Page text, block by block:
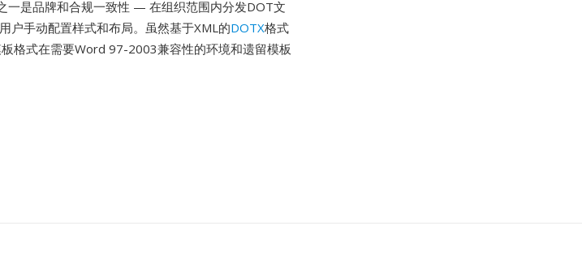
一是品牌和合规一致性 — 在组织范围内分发DOT文
户手动配置样式和布局。虽然基于XML的DOTX格式
格式在需要Word 97-2003兼容性的环境和遗留模板